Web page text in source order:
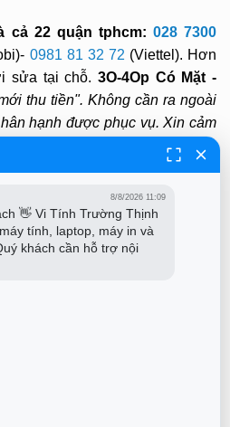
cả 22 quận tphcm: 028 7300
0981 81 32 72 (Viettel). Hơn
sửa tại chỗ. 3O-4Op Có Mặt -
thu tiền". Không cần ra ngoài
hạnh được phục vụ. Xin cảm
8/8/2026 11:09
👋 Vi Tính Trường Thịnh
tính, laptop, máy in và
khách cần hỗ trợ nội